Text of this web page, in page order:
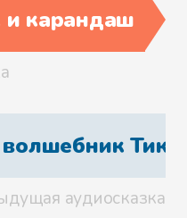
карандаш
Тик-
аудиосказка